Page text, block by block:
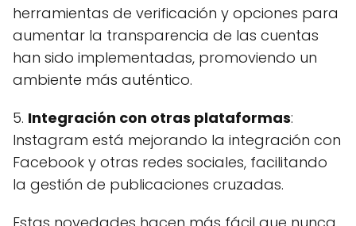
herramientas de verificación y opciones para
aumentar la transparencia de las cuentas
han sido implementadas, promoviendo un
ambiente más auténtico.
5. Integración con otras plataformas:
Instagram está mejorando la integración con
Facebook y otras redes sociales, facilitando
la gestión de publicaciones cruzadas.